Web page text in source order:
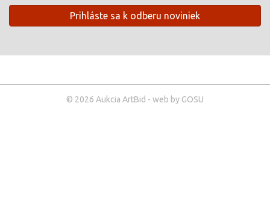
Prihláste sa k odberu noviniek
© 2026 Aukcia ArtBid - web by GOSU